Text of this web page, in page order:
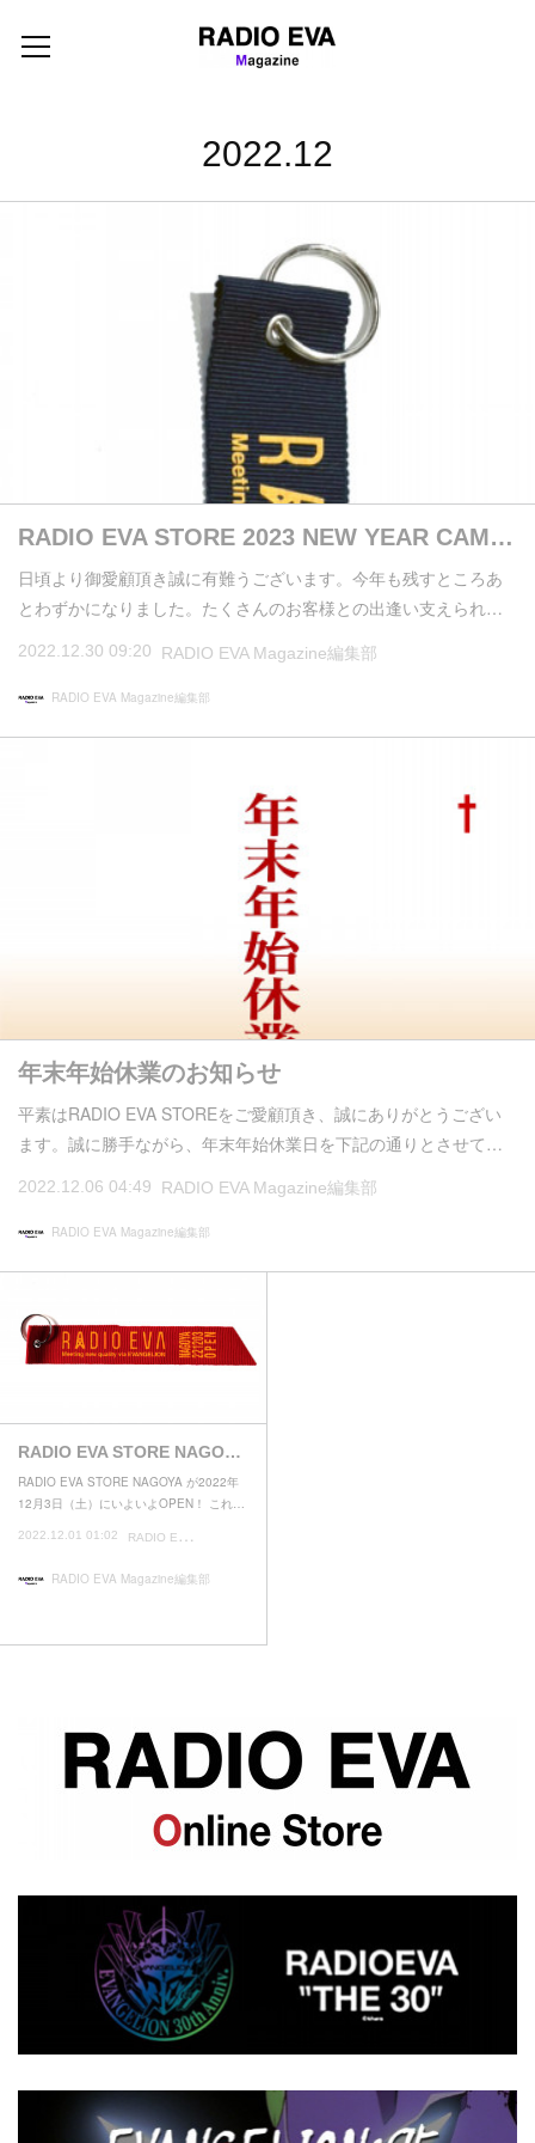
2022.12
RADIO EVA STORE 2023 NEW YEAR CAM…
日頃より御愛顧頂き誠に有難うございます。今年も残すところあ
とわずかになりました。たくさんのお客様との出逢い支えられ…
2022.12.30 09:20 RADIO EVA Magazine編集部
RADIO EVA Magazine編集部
年末年始休業のお知らせ
平素はRADIO EVA STOREをご愛顧頂き、誠にありがとうござい
ます。誠に勝手ながら、年末年始休業日を下記の通りとさせて…
2022.12.06 04:49 RADIO EVA Magazine編集部
RADIO EVA Magazine編集部
RADIO EVA STORE NAGO…
RADIO EVA STORE NAGOYA が2022年
12月3日（土）にいよいよOPEN！ これ…
2022.12.01 01:02 R
ADIO EVA Magazine編集部
RADIO EVA Magazine編集部